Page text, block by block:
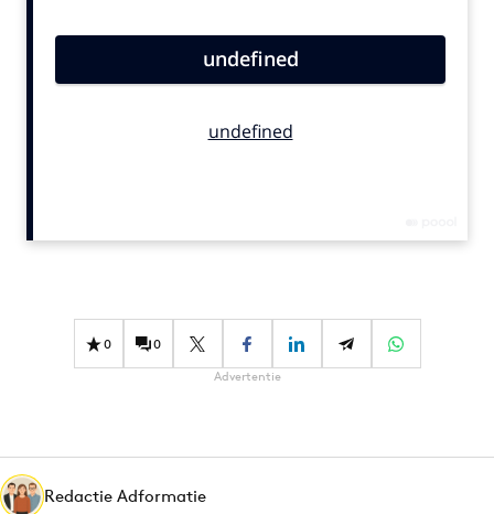
Carriere
Diversiteit
Interne communicatie
Martech
0 0
Advertentie
Redactie Adformatie